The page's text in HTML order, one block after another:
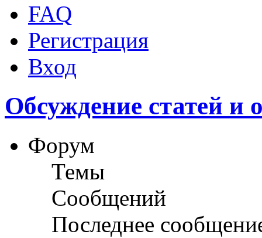
FAQ
Регистрация
Вход
Обсуждение статей и
Форум
Темы
Сообщений
Последнее